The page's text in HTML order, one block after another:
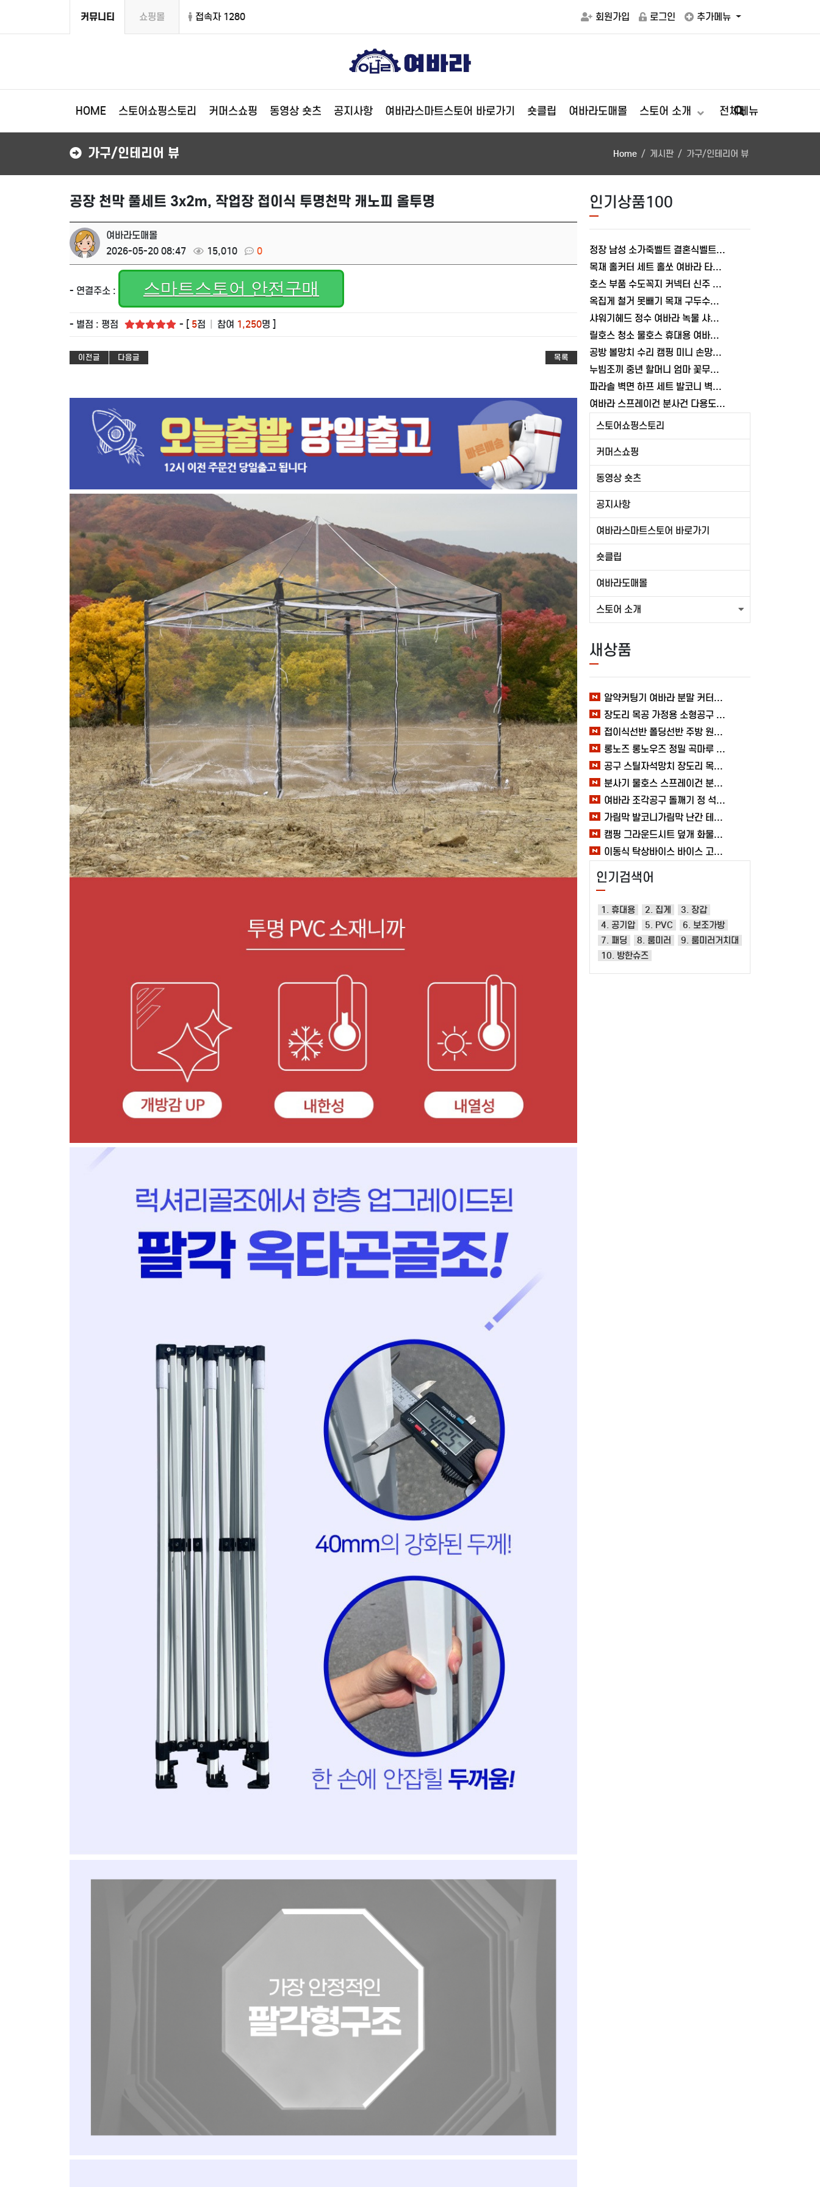
커뮤니티 쇼핑몰 접속자 1280 회원가입 로그인 추가메뉴
HOME 스토어쇼핑스토리 커머스쇼핑 동영상 숏츠 공지사항 여바라스마트스토어 바로가기 숏클립 여바라도매몰 스토어 소개 전체메뉴
가구/인테리어 뷰 Home 게시판 가구/인테리어 뷰
공장 천막 풀세트 3x2m, 작업장 접이식 투명천막 캐노피 올투명
여바라도매몰
2026-05-20 08:47
15,010 0
- 연결주소 : 스마트스토어 안전구매
- 별점 : 평점 - [ 5점 참여 1,250명 ]
이전글 다음글 목록
인기상품100
정장 남성 소가죽벨트 결혼식벨트 버클 여바라 레일트랙 허리띠
목재 홀커터 세트 홀쏘 여바라 타공 목공 22-38mm
호스 부품 수도꼭지 커넥터 신주 어댑터 세탁기 여바라 연결탭
옥집게 철거 못빼기 목재 구두수선 절단 차량정비소 방울집게
샤워기헤드 정수 여바라 녹물 샤워기 욕실 수전 절수 수압상승 국산
릴호스 청소 물호스 휴대용 여바라 베란다 세차 6분사모드 물분사 화장실 15m
공방 볼망치 수리 캠핑 미니 손망치 여바라 공구
누빔조끼 중년 할머니 엄마 꽃무늬 조끼 여바라 융털 레트로 깔깔이 김장
파라솔 벽면 하프 세트 발코니 벽파라솔 그늘막 테라스 베란다 여바라
여바라 스프레이건 분사건 다용도 원예 호스분사기 베란다 청소 물분사기
스토어쇼핑스토리
커머스쇼핑
동영상 숏츠
공지사항
여바라스마트스토어 바로가기
숏클립
여바라도매몰
스토어 소개
새상품
알약커팅기 여바라 분말 커터기 절단기 분쇄기 보관함 알약가위
장도리 목공 가정용 소형공구 캠핑 손망치 휴대용 미니망치 여바라
접이식선반 폴딩선반 주방 원터치 여바라 4단, 이동식 베란다 팬트리 72x34x126.5cm, 수납 블랙
롱노즈 롱노우즈 정밀 곡마루 공구용품 작업 케이블 조립 여바라 공예 전선
공구 스틸자석망치 장도리 목공 쇠망치 캠핑 목수 가정용 빠루 여바라
분사기 물호스 스프레이건 분사건 청소 베란다 대형 원예용 수도 욕실 여바라
여바라 조각공구 돌깨기 정 석공 250x16mm 조각정 송곳형 손보호
가림막 발코니가림막 난간 테라스 가리개 베란다 다용도 사생활보호 3M 여바라
캠핑 그라운드시트 덮개 화물차 시트 바닥 방수포 여바라 타포린 2X3 블루 텐트
이동식 탁상바이스 바이스 고정작업 클램프 테이블 가공 목공 다양한 60MM 여바라
인기검색어
1. 휴대용 2. 집게
3. 장갑
4. 공기압
5. PVC
6. 보조가방
7. 패딩
8. 룸미러
9. 룸미러거치대
10. 방한슈즈